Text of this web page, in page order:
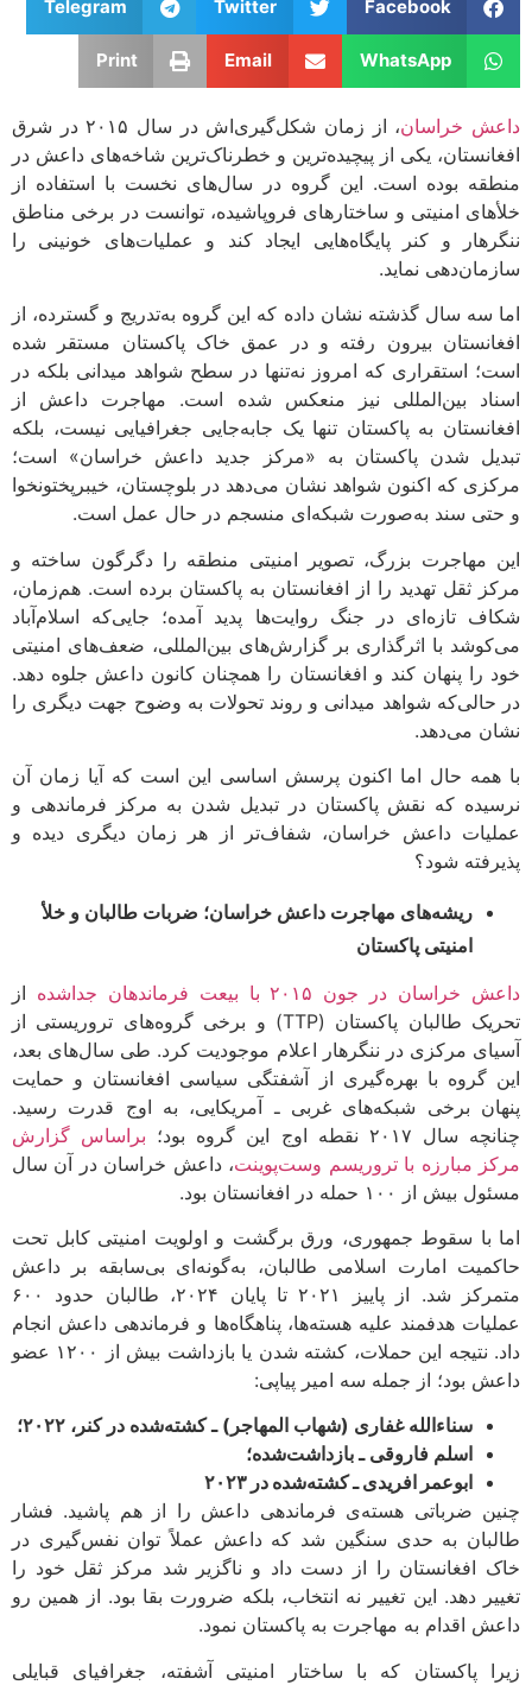
Facebook
Twitter
Telegram
WhatsApp
Email
Print
خراسان
، از زمان شکل‌گیری‌اش در سال ۲۰۱۵ در شرق
یکی از پیچیده‌ترین و خطرناک‌ترین شاخه‌های داعش در
بوده است. این گروه در سال‌های نخست با استفاده از
امنیتی و ساختارهای فروپاشیده، توانست در برخی مناطق
و کنر پایگاه‌هایی ایجاد کند و عملیات‌های خونینی را
نماید.
سه سال گذشته نشان داده که این گروه به‌تدریج و گسترده، از
بیرون رفته و در عمق خاک پاکستان مستقر شده
استقراری که امروز نه‌تنها در سطح شواهد میدانی بلکه در
بین‌المللی نیز منعکس شده است. مهاجرت داعش از
به پاکستان تنها یک جابه‌جایی جغرافیایی نیست، بلکه
شدن پاکستان به «مرکز جدید داعش خراسان» است؛
که اکنون شواهد نشان می‌دهد در بلوچستان، خیبرپختونخوا
سند به‌صورت شبکه‌ای منسجم در حال عمل است.
مهاجرت بزرگ، تصویر امنیتی منطقه را دگرگون ساخته و
ثقل تهدید را از افغانستان به پاکستان برده است. هم‌زمان،
تازه‌ای در جنگ روایت‌ها پدید آمده؛ جایی‌که اسلام‌آباد
با اثرگذاری بر گزارش‌های بین‌المللی، ضعف‌های امنیتی
را پنهان کند و افغانستان را همچنان کانون داعش جلوه دهد.
شواهد میدانی و روند تحولات به وضوح جهت دیگری را
می‌دهد.
حال اما اکنون پرسش اساسی این است که آیا زمان آن
که نقش پاکستان در تبدیل شدن به مرکز فرماندهی و
داعش خراسان، شفاف‌تر از هر زمان دیگری دیده و
شود؟
ریشه‌های مهاجرت داعش خراسان؛ ضربات طالبان و خلأ
امنیتی پاکستان
در جون ۲۰۱۵ با بیعت فرماندهان جداشده
از
تحریک طالبان پاکستان (TTP) و برخی گروه‌های تروریستی از
مرکزی در ننگرهار اعلام موجودیت کرد. طی سال‌های بعد،
گروه با بهره‌گیری از آشفتگی سیاسی افغانستان و حمایت
برخی شبکه‌های غربی ـ آمریکایی، به اوج قدرت رسید.
۲۰۱۷ نقطه اوج این گروه بود؛
براساس گزارش
مبارزه با تروریسم وست‌پوینت، داعش خراسان در آن سال
از ۱۰۰ حمله در افغانستان بود.
با سقوط جمهوری، ورق برگشت و اولویت امنیتی کابل تحت
امارت اسلامی طالبان، به‌گونه‌ای بی‌سابقه بر داعش
متمرکز شد. از پاییز ۲۰۲۱ تا پایان ۲۰۲۴، طالبان حدود ۶۰۰
هدفمند علیه هسته‌ها، پناهگاه‌ها و فرماندهی داعش انجام
داد. نتیجه این حملات، کشته شدن یا بازداشت بیش از ۱۲۰۰ عضو
بود؛ از جمله سه امیر پیاپی:
سناءالله غفاری (شهاب المهاجر) ـ کشته‌شده در کنر، ۲۰۲۲؛
اسلم فاروقی ـ بازداشت‌شده؛
ابوعمر افریدی ـ کشته‌شده در ۲۰۲۳
ضرباتی هسته‌ی فرماندهی داعش را از هم پاشید. فشار
به حدی سنگین شد که داعش عملاً توان نفس‌گیری در
افغانستان را از دست داد و ناگزیر شد مرکز ثقل خود را
دهد. این تغییر نه انتخاب، بلکه ضرورت بقا بود. از همین رو
اقدام به مهاجرت به پاکستان نمود.
پاکستان که با ساختار امنیتی آشفته، جغرافیای قبایلی